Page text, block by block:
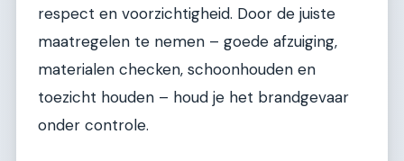
respect en voorzichtigheid. Door de juiste
maatregelen te nemen – goede afzuiging,
materialen checken, schoonhouden en
toezicht houden – houd je het brandgevaar
onder controle.